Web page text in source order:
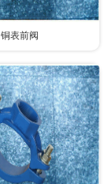
铜表前阀